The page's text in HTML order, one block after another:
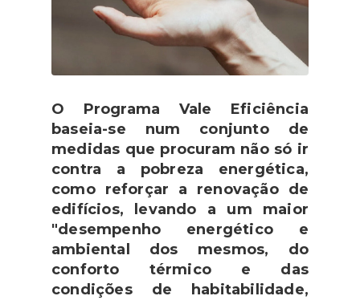
O Programa Vale Eficiência
baseia-se num conjunto de
medidas que procuram não só ir
contra a pobreza energética,
como reforçar a renovação de
edifícios, levando a um maior
"desempenho energético e
ambiental dos mesmos, do
conforto térmico e das
condições de habitabilidade,